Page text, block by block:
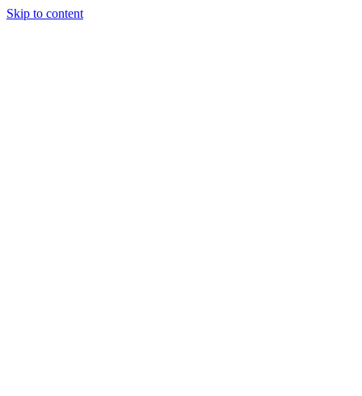
Skip to content